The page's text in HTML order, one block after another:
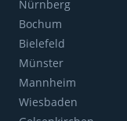
Nürnberg
Bochum
Bielefeld
Münster
Mannheim
Wiesbaden